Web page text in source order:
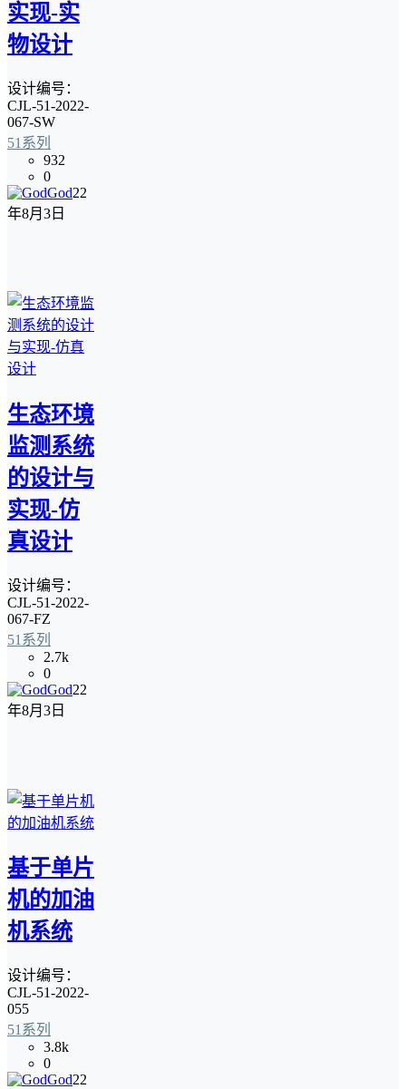
实现-实
物设计
设计编号：
CJL-51-2022-
067-SW
51系列
932
0
God22
年8月3日
生态环境
监测系统
的设计与
实现-仿
真设计
设计编号：
CJL-51-2022-
067-FZ
51系列
2.7k
0
God22
年8月3日
基于单片
机的加油
机系统
设计编号：
CJL-51-2022-
055
51系列
3.8k
0
God22